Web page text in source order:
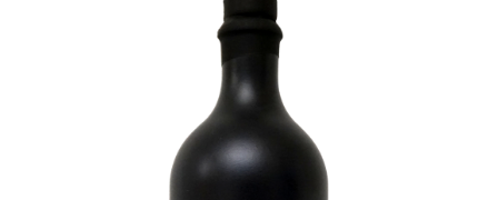
Shop
Kontakt